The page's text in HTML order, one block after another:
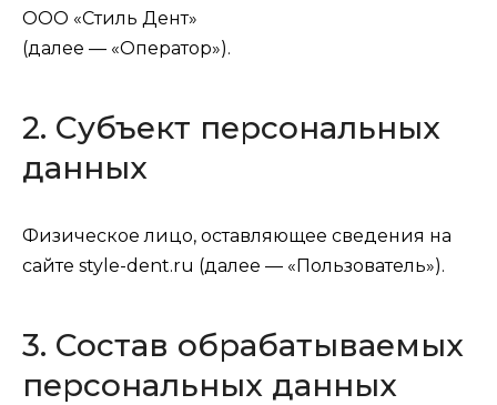
ООО «Стиль Дент»
(далее — «Оператор»).
2. Субъект персональных
данных
Физическое лицо, оставляющее сведения на
сайте style-dent.ru (далее — «Пользователь»).
3. Состав обрабатываемых
персональных данных